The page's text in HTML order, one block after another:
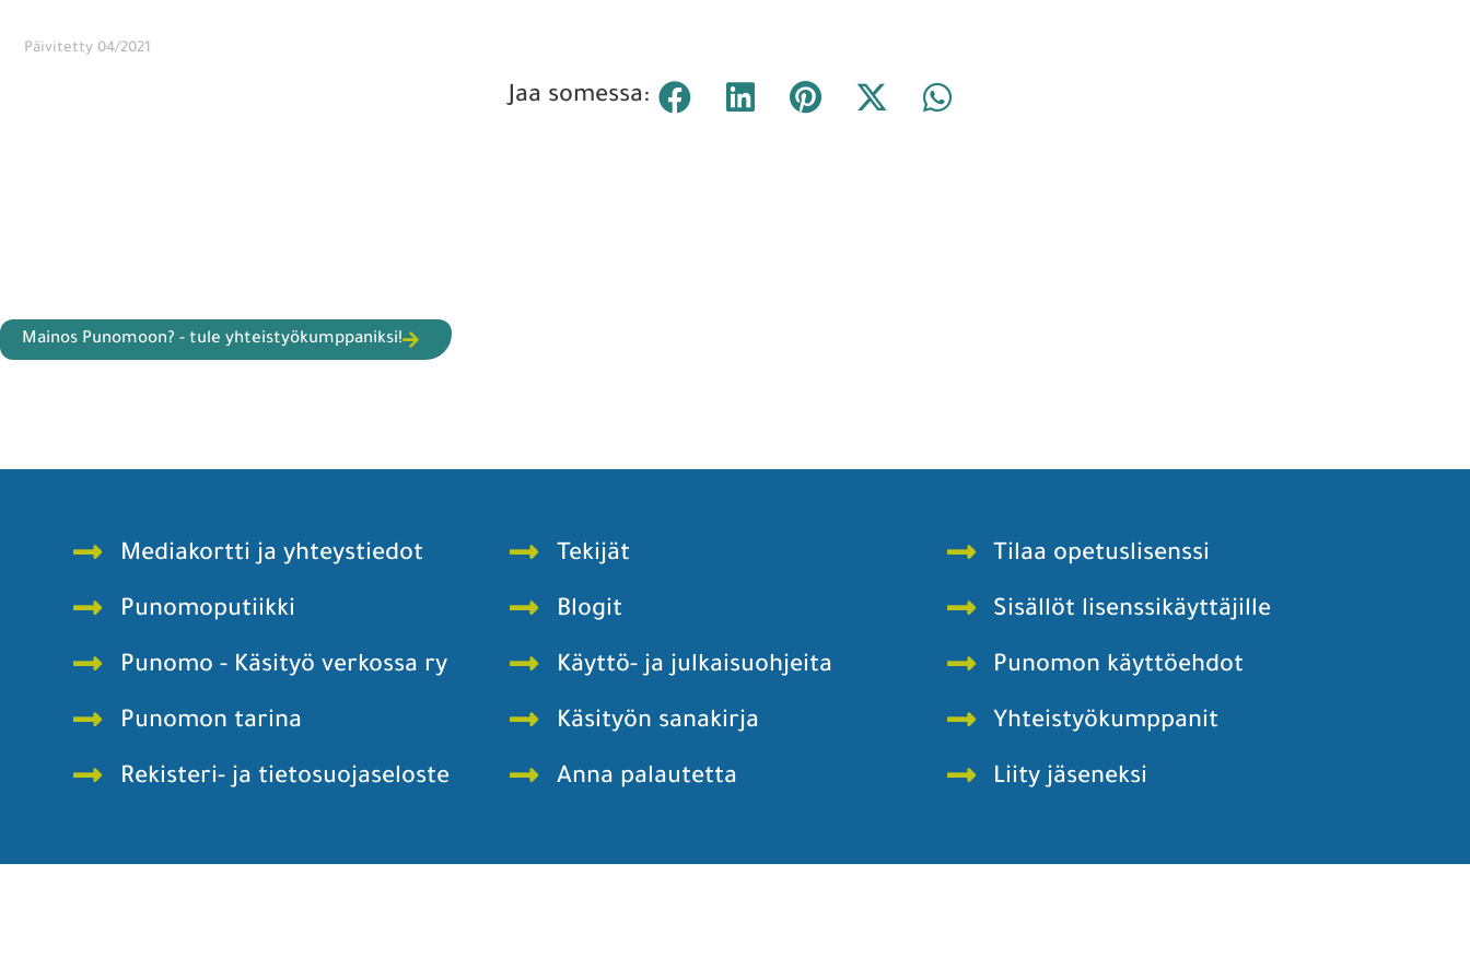
Päivitetty 04/2021
Jaa somessa:
Mainos Punomoon? - tule yhteistyökumppaniksi!
Mediakortti ja yhteystiedot
Punomoputiikki
Punomo - Käsityö verkossa ry
Punomon tarina
Rekisteri- ja tietosuojaseloste
Tekijät
Blogit
Käyttö- ja julkaisuohjeita
Käsityön sanakirja
Anna palautetta
Tilaa opetuslisenssi
Sisällöt lisenssikäyttäjille
Punomon käyttöehdot
Yhteistyökumppanit
Liity jäseneksi